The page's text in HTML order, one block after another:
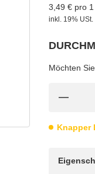
3,49 € pro 1
inkl. 19% USt.
Möchten
Knapper